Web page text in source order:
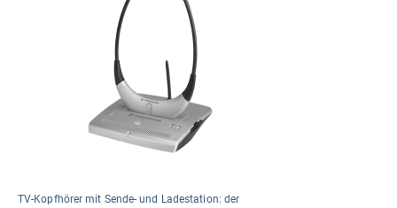
TV-Kopfhörer mit Sende- und Ladestation: der